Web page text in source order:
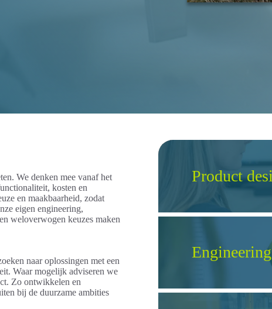
We denken mee vanaf het
kosten en
en maakbaarheid, zodat
eigen engineering,
weloverwogen keuzes maken
naar oplossingen met een
Waar mogelijk adviseren we
Zo ontwikkelen en
bij de duurzame ambities
Product
Engineering